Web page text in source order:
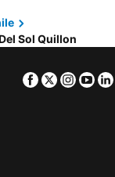
Sol Quillon
Facebook
Twitter